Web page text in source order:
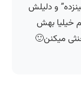
و دلیلش
خیلیا بهش
میکنن🙂